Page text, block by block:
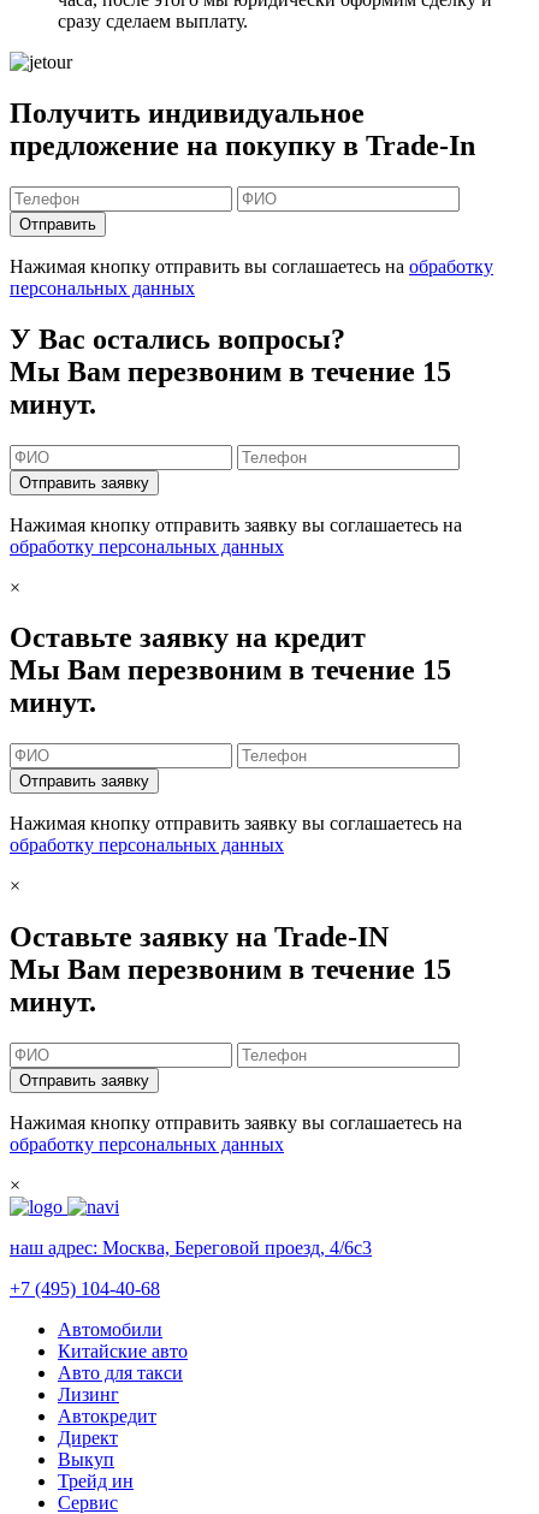
сразу сделаем выплату.
Получить индивидуальное
предложение на покупку в Trade-In
Отправить
Нажимая кнопку отправить вы соглашаетесь на обработку
персональных данных
У Вас остались вопросы?
Мы Вам перезвоним в течение 15
минут.
Отправить заявку
Нажимая кнопку отправить заявку вы соглашаетесь на
обработку персональных данных
×
Оставьте заявку на кредит
Мы Вам перезвоним в течение 15
минут.
Отправить заявку
Нажимая кнопку отправить заявку вы соглашаетесь на
обработку персональных данных
×
Оставьте заявку на Trade-IN
Мы Вам перезвоним в течение 15
минут.
Отправить заявку
Нажимая кнопку отправить заявку вы соглашаетесь на
обработку персональных данных
×
наш адрес: Москва, Береговой проезд, 4/6с3
+7 (495) 104-40-68
Автомобили
Китайские авто
Авто для такси
Лизинг
Автокредит
Директ
Выкуп
Трейд ин
Сервис